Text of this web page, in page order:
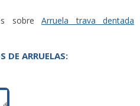
sobre Arruela trava dentada
DE ARRUELAS: